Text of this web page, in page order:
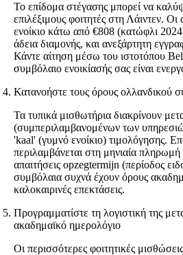
Το επίδομα στέγασης μπορεί να
επιλέξιμους φοιτητές στη Λάιντεν.
ενοίκιο κάτω από €808 (κατώφλι
άδεια διαμονής, και ανεξάρτητη
Κάντε αίτηση μέσω του ιστοτόπου
συμβόλαιο ενοικίασής σας είναι
Κατανοήστε τους όρους ολλανδικού
Τα τυπικά μισθωτήρια διακρίνουν
(συμπεριλαμβανομένων των
'kaal' (γυμνό ενοίκιο) τιμολόγησης.
περιλαμβάνεται στη μηνιαία πληρωμή
απαιτήσεις opzegtermijn (περίοδος
συμβόλαια συχνά έχουν όρους
καλοκαιρινές επεκτάσεις.
Προγραμματίστε τη λογιστική της
ακαδημαϊκό ημερολόγιο
Οι περισσότερες φοιτητικές